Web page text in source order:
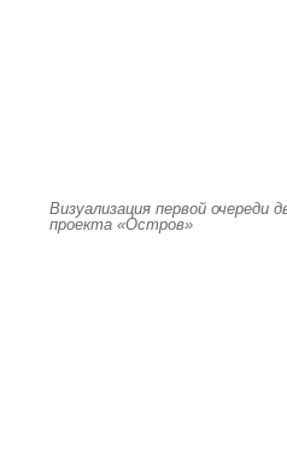
Визуализация первой очереди
проекта «Остров»